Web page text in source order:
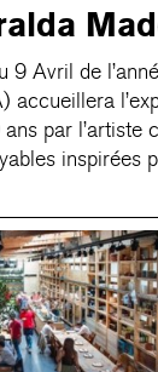
9 Avril de
accueillera
par
inspirées